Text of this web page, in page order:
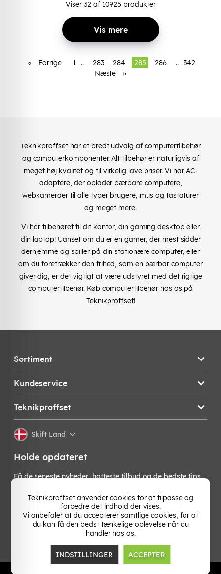
Viser 32af 10925 produkter
Vis mere
« Forrige 1 .. 283 284 285 286 .. 342
Næste
»
Teknikproffset har et bredt udvalg af computertilbehør
og computerkomponenter. Alt tilbehør er naturligvis af
meget høj kvalitet og til virkelig lave priser. Vi har AC-
adaptere, der oplader bærbare computere,
webkameraer til alle typer brugere, mus og tastaturer
og meget mere.
Vi har tilbehøret til dit kontor, din gaming desktop eller
din laptop! Uanset om du er en gamer, der mest sidder
derhjemme og spiller på din stationære computer, eller
om du foretrækker den frihed, som en bærbar computer
giver dig, er det vigtigt at være udstyret med det rigtige
computertilbehør. Køb computertilbehør hos os på
Teknikproffset!
Sortiment
Kundeservice
Teknikproffset
Skift Land
Holde opdateret
Få de seneste nyheder, hotteste tilbud og de bedste tips
nyhedsbrev!
OK
Teknikproffset anvender cookies tor at tilpasse og
forbedre det indhold der vises.
Vi anbefaler at du accepterer samtlige cookies, for at
du kan få den bedst tænkelige oplevelse når du
handler hos os.
INDSTILLINGER ACCEPTER